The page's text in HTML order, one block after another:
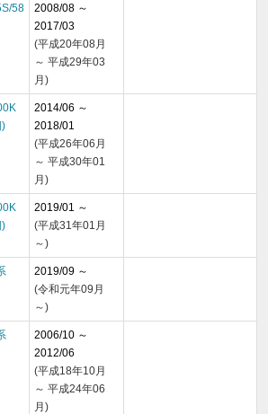
58
2008/08 ～
2017/03
(平成20年08月
～ 平成29年03
月)
)
2014/06 ～
2018/01
(平成26年06月
～ 平成30年01
月)
)
2019/01 ～
(平成31年01月
～)
2019/09 ～
(令和元年09月
～)
2006/10 ～
2012/06
(平成18年10月
～ 平成24年06
月)